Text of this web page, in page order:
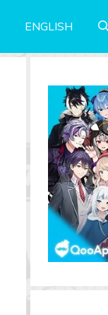
ENGLISH